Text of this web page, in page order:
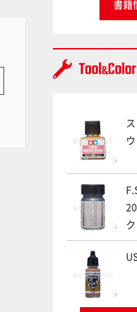
書籍
ウ
ク